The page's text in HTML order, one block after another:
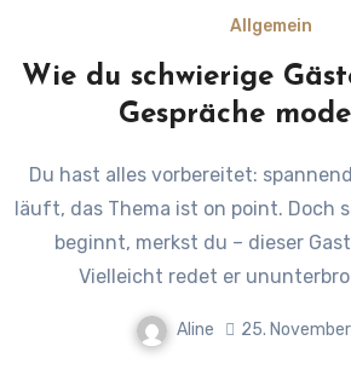
Allgemein
Wie du schwierige
Gespräche
Du hast alles vorbereitet: spannende Fragen, Technik
läuft, das Thema ist on point. Doch
beginnt, merkst du – dieser
Vielleicht redet er
Aline 25.